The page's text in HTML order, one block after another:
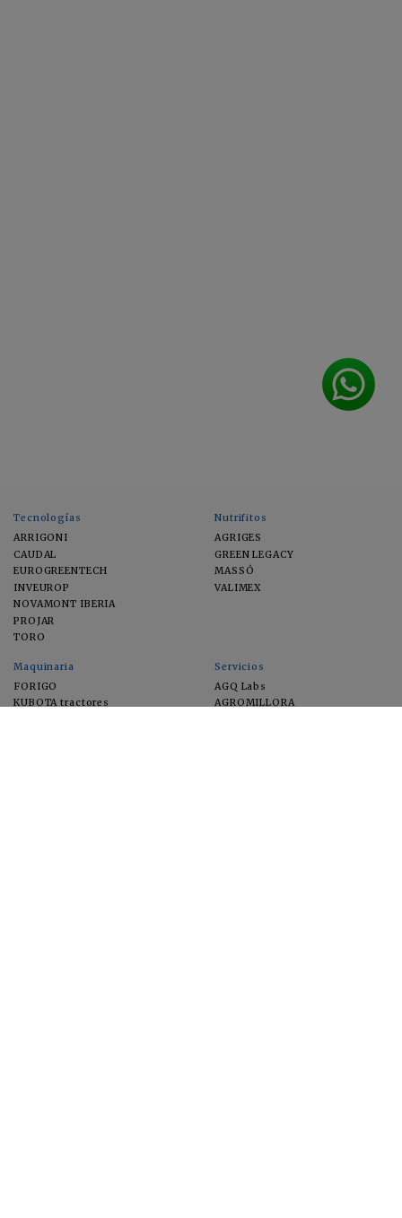
Tecnologías
ARRIGONI
CAUDAL
EUROGREENTECH
INVEUROP
NOVAMONT IBERIA
PROJAR
TORO
Nutrifitos
AGRIGES
GREEN LEGACY
MASSÓ
VALIMEX
Maquinaria
FORIGO
KUBOTA tractores
Servicios
AGQ Labs
AGROMILLORA